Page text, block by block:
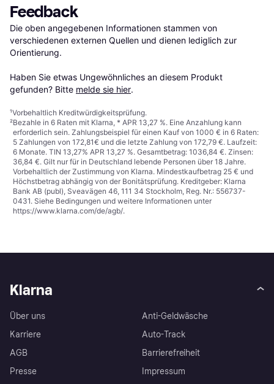
Feedback
Die oben angegebenen Informationen stammen von
verschiedenen externen Quellen und dienen lediglich zur
Orientierung.
Haben Sie etwas Ungewöhnliches an diesem Produkt
gefunden? Bitte melde sie hier.
¹Vorbehaltlich Kreditwürdigkeitsprüfung.
²Bezahle in 6 Raten mit Klarna, * APR 13,27 %. Eine Anzahlung kann
erforderlich sein. Zahlungsbeispiel für einen Kauf von 1000 € in 6 Raten:
5 Zahlungen von 172,81€ und die letzte Zahlung von 172,79 €. Laufzeit:
6 Monate. TIN 13,27% APR 13,27 %. Gesamtbetrag: 1036,84 €. Zinsen:
36,84 €. Gilt nur für in Deutschland lebende Personen über 18 Jahre.
Vorbehaltlich der Zustimmung von Klarna. Mindestkaufbetrag 25 € und
Höchstbetrag abhängig von der Bonitätsprüfung. Kreditgeber: Klarna
Bank AB (publ), Sveavägen 46, 111 34 Stockholm, Reg. Nr.: 556737-
0431. Siehe Bedingungen und weitere Informationen unter
https://www.klarna.com/de/agb/.
Klarna
Über uns
Karriere
AGB
Presse
Anti-Geldwäsche
Auto-Track
Barrierefreiheit
Impressum